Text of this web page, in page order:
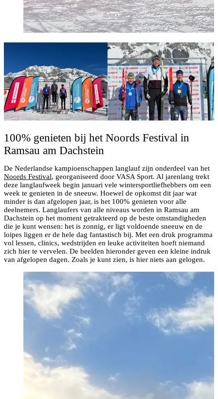
100% genieten bij het Noords Festival in
Ramsau am Dachstein
De Nederlandse kampioenschappen langlauf zijn onderdeel van het
Noords Festival, georganiseerd door VASA Sport. Al jarenlang trekt
deze langlaufweek begin januari vele wintersportliefhebbers om een
week te genieten in de sneeuw. Hoewel de opkomst dit jaar wat
minder is dan afgelopen jaar, is het 100% genieten voor alle
deelnemers. Langlaufers van alle niveaus worden in Ramsau am
Dachstein op het moment getrakteerd op de beste omstandigheden
die je kunt wensen: het is zonnig, er ligt voldoende sneeuw en de
loipes liggen er de hele dag fantastisch bij. Met een druk programma
vol lessen, clinics, wedstrijden en leuke activiteiten hoeft niemand
zich hier te vervelen. De beelden hieronder geven een kleine indruk
van afgelopen dagen. Zoals je kunt zien, is hier niets aan gelogen.